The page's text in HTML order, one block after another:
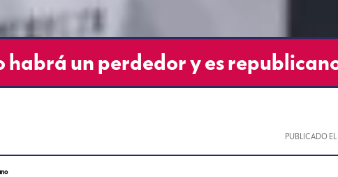
habrá un perdedor y es
PUBLICADO EL